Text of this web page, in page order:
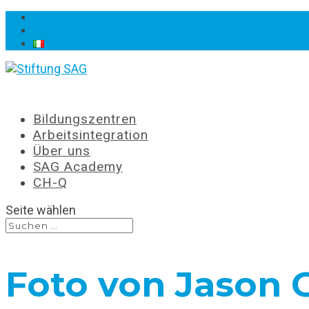
Bildungszentren
Arbeitsintegration
Über uns
SAG Academy
CH-Q
Seite wählen
Foto von Jason